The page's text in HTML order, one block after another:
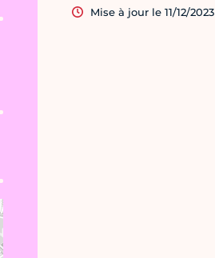
Mise à jour le 11/12/2023